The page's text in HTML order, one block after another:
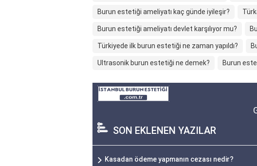
Burun estetiği ameliyatı kaç günde iyileşir?
Burun estetiği ameliyatı devlet karşılıyor mu?
Türkiyede ilk burun estetiği ne zaman yapıldı?
Ultrasonik burun estetiği ne demek? Burun
SON EKLENEN YAZILAR
Kasadan ödeme yapmanın cezası nedir?